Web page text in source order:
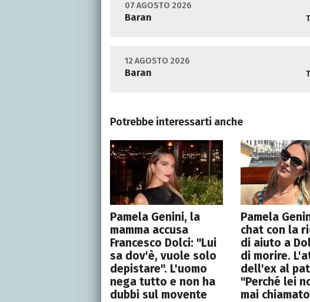
07 AGOSTO 2026
Baran
12 AGOSTO 2026
Baran
Potrebbe interessarti anche
Pamela Genini, la
mamma accusa
Francesco Dolci: "Lui
sa dov'è, vuole solo
depistare". L'uomo
nega tutto e non ha
dubbi sul movente
Pamela
chat con la
di aiuto a
di morire.
dell'ex al
"Perché lei
mai